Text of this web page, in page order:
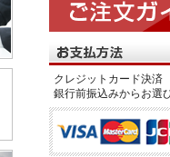
クレジットカード決
銀行前振込みからお選